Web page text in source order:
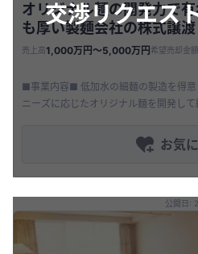
交渉リクエス
オリジナル麺の開発力で
も厚い製麺会社の株式譲渡
売上高1,000万円〜5,000万円 希望売却金額
■事業内容■ 低加水の細麺の製造を得
ニーズに応じたオリジナル麺を開発し
お気
公開日: